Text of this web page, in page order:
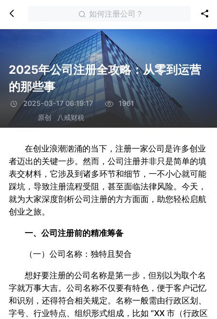
如何注册公司？
2025年公司注册全攻略：从零到运营
的那些事
2025-03-17 06:19:17
1961
原创
八戒财税
在创业浪潮汹涌的当下，注册一家公司是许多创业
者迈出的关键一步。然而，公司注册并非只是简单的填
表交材料，它涉及到诸多环节和细节，一不小心就可能
踩坑，导致注册流程受阻，甚至面临法律风险。今天，
就为大家深度剖析公司注册的方方面面，助您轻松启航
创业之旅。
一、公司注册前的精准筹备
（一）公司名称：独特且契合
想好要注册的公司名称是第一步，但别以为取个名
字就万事大吉。公司名称不仅要有特色，便于客户记忆
和识别，还得符合相关规定。名称一般需由行政区划、
字号、行业特点、组织形式组成，比如 “XX 市（行政区